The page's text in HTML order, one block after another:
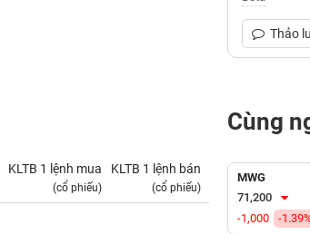
Thảo
KLTB 1 lệnh mua
(cổ phiếu)
KLTB 1 lệnh bán
(cổ phiếu)
Cùng
MWG
71,200
-1,000
-